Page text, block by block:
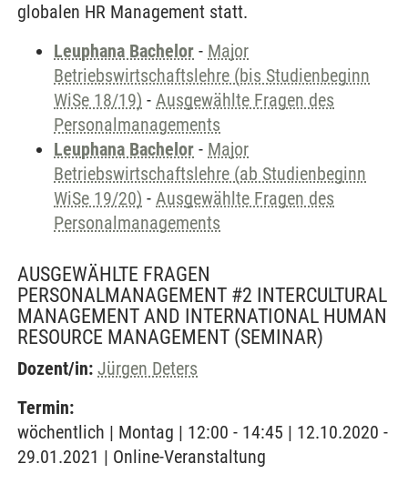
globalen HR Management statt.
Leuphana Bachelor - Major
Betriebswirtschaftslehre (bis Studienbeginn
WiSe 18/19) - Ausgewählte Fragen des
Personalmanagements
Leuphana Bachelor - Major
Betriebswirtschaftslehre (ab Studienbeginn
WiSe 19/20) - Ausgewählte Fragen des
Personalmanagements
AUSGEWÄHLTE FRAGEN
PERSONALMANAGEMENT #2 INTERCULTURAL
MANAGEMENT AND INTERNATIONAL HUMAN
RESOURCE MANAGEMENT (SEMINAR)
Dozent/in: Jürgen Deters
Termin:
wöchentlich | Montag | 12:00 - 14:45 | 12.10.2020 -
29.01.2021 | Online-Veranstaltung